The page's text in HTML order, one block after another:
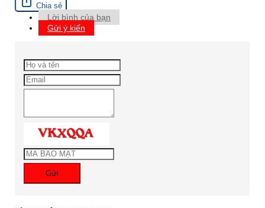
Chia sẻ
Lời bình của bạn
Gửi ý kiến
Gửi